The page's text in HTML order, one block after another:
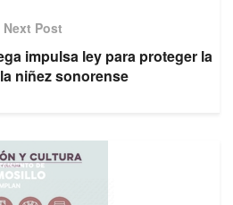
Next Post
impulsa ley para proteger la
niñez sonorense